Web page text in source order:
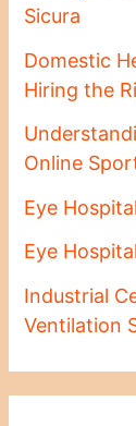
Sicura
Domestic
Hiring the
Online
Eye
Eye
Industrial
Ventilation